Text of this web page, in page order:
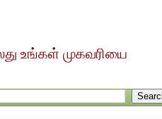
உங்கள் முகவரியை